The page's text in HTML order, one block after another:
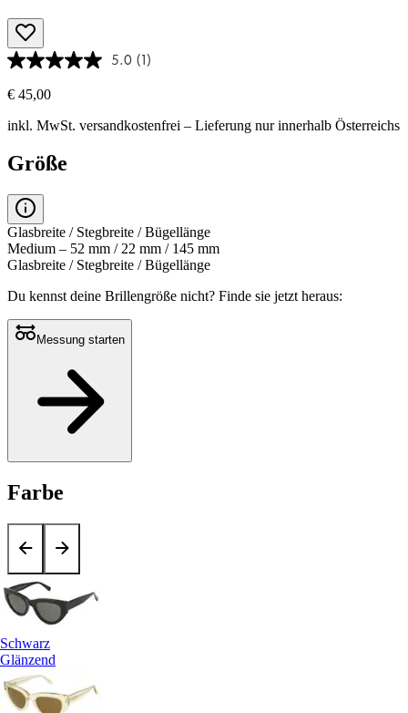
5.0 (1)
€ 45,00
inkl. MwSt. versandkostenfrei – Lieferung nur innerhalb Österreichs
Größe
Glasbreite / Stegbreite / Bügellänge
Medium – 52 mm / 22 mm / 145 mm
Glasbreite / Stegbreite / Bügellänge
Du kennst deine Brillengröße nicht? Finde sie jetzt heraus:
Messung starten
Farbe
Schwarz
Glänzend